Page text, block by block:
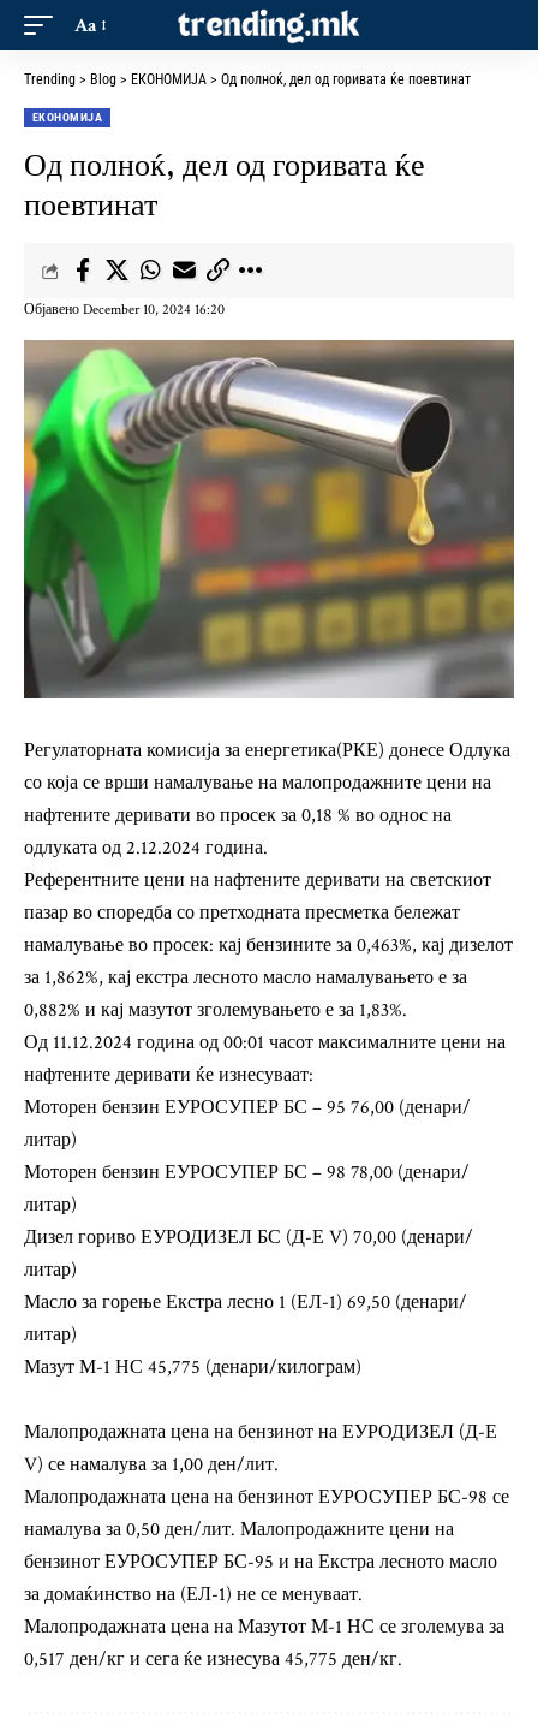
Aa
Trending > Blog > ЕКОНОМИЈА > Од полноќ, дел од горивата ќе поевтинат
ЕКОНОМИЈА
Од полноќ, дел од горивата ќе
поевтинат
Објавено December 10, 2024 16:20
Регулаторната комисија за енергетика(РКЕ) донесе Одлука
со која се врши намалување на малопродажните цени на
нафтените деривати во просек за 0,18 % во однос на
одлуката од 2.12.2024 година.
Референтните цени на нафтените деривати на светскиот
пазар во споредба со претходната пресметка бележат
намалување во просек: кај бензините за 0,463%, кај дизелот
за 1,862%, кај екстра лесното масло намалувањето е за
0,882% и кај мазутот зголемувањето е за 1,83%.
Од 11.12.2024 година од 00:01 часот максималните цени на
нафтените деривати ќе изнесуваат:
Моторен бензин ЕУРОСУПЕР БС – 95 76,00 (денари/
литар)
Моторен бензин ЕУРОСУПЕР БС – 98 78,00 (денари/
литар)
Дизел гориво ЕУРОДИЗЕЛ БС (Д-Е V) 70,00 (денари/
литар)
Масло за горење Екстра лесно 1 (ЕЛ-1) 69,50 (денари/
литар)
Мазут М-1 НС 45,775 (денари/килограм)
Малопродажната цена на бензинот на ЕУРОДИЗЕЛ (Д-Е
V) се намалува за 1,00 ден/лит.
Малопродажната цена на бензинот ЕУРОСУПЕР БС-98 се
намалува за 0,50 ден/лит. Малопродажните цени на
бензинот ЕУРОСУПЕР БС-95 и на Екстра лесното масло
за домаќинство на (ЕЛ-1) не се менуваат.
Малопродажната цена на Мазутот М-1 НС се зголемува за
0,517 ден/кг и сега ќе изнесува 45,775 ден/кг.